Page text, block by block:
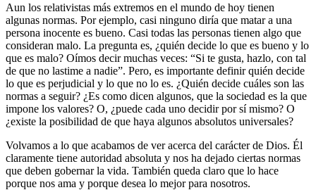
Aun los relativistas más extremos en el mundo de hoy tienen
algunas normas. Por ejemplo, casi ninguno diría que matar a una
persona inocente es bueno. Casi todas las personas tienen algo que
consideran malo. La pregunta es, ¿quién decide lo que es bueno y lo
que es malo? Oímos decir muchas veces: “Si te gusta, hazlo, con tal
de que no lastime a nadie”. Pero, es importante definir quién decide
lo que es perjudicial y lo que no lo es. ¿Quién decide cuáles son las
normas a seguir? ¿Es como dicen algunos, que la sociedad es la que
impone los valores? O, ¿puede cada uno decidir por sí mismo? O
¿existe la posibilidad de que haya algunos absolutos universales?
Volvamos a lo que acabamos de ver acerca del carácter de Dios. Él
claramente tiene autoridad absoluta y nos ha dejado ciertas normas
que deben gobernar la vida. También queda claro que lo hace
porque nos ama y porque desea lo mejor para nosotros.